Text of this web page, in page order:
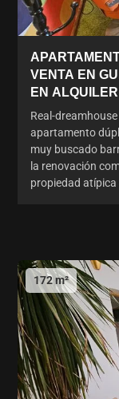
VENTA EN
EN ALQUILER
Real-
apartamento
muy buscado
la renovación
propiedad atípica
172 m²